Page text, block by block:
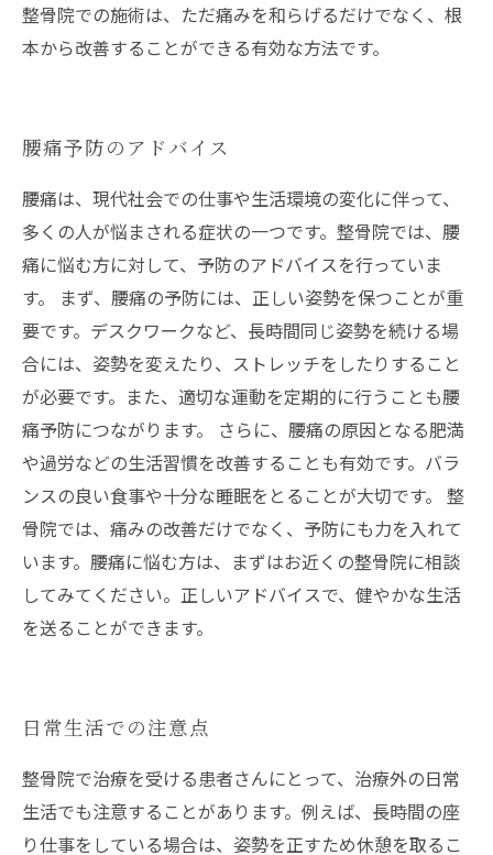
整骨院での施術は、ただ痛みを和らげるだけでなく、根
本から改善することができる有効な方法です。
腰痛予防のアドバイス
腰痛は、現代社会での仕事や生活環境の変化に伴って、
多くの人が悩まされる症状の一つです。整骨院では、腰
痛に悩む方に対して、予防のアドバイスを行っていま
す。 まず、腰痛の予防には、正しい姿勢を保つことが重
要です。デスクワークなど、長時間同じ姿勢を続ける場
合には、姿勢を変えたり、ストレッチをしたりすること
が必要です。また、適切な運動を定期的に行うことも腰
痛予防につながります。 さらに、腰痛の原因となる肥満
や過労などの生活習慣を改善することも有効です。バラ
ンスの良い食事や十分な睡眠をとることが大切です。 整
骨院では、痛みの改善だけでなく、予防にも力を入れて
います。腰痛に悩む方は、まずはお近くの整骨院に相談
してみてください。正しいアドバイスで、健やかな生活
を送ることができます。
日常生活での注意点
整骨院で治療を受ける患者さんにとって、治療外の日常
生活でも注意することがあります。例えば、長時間の座
り仕事をしている場合は、姿勢を正すため休憩を取るこ